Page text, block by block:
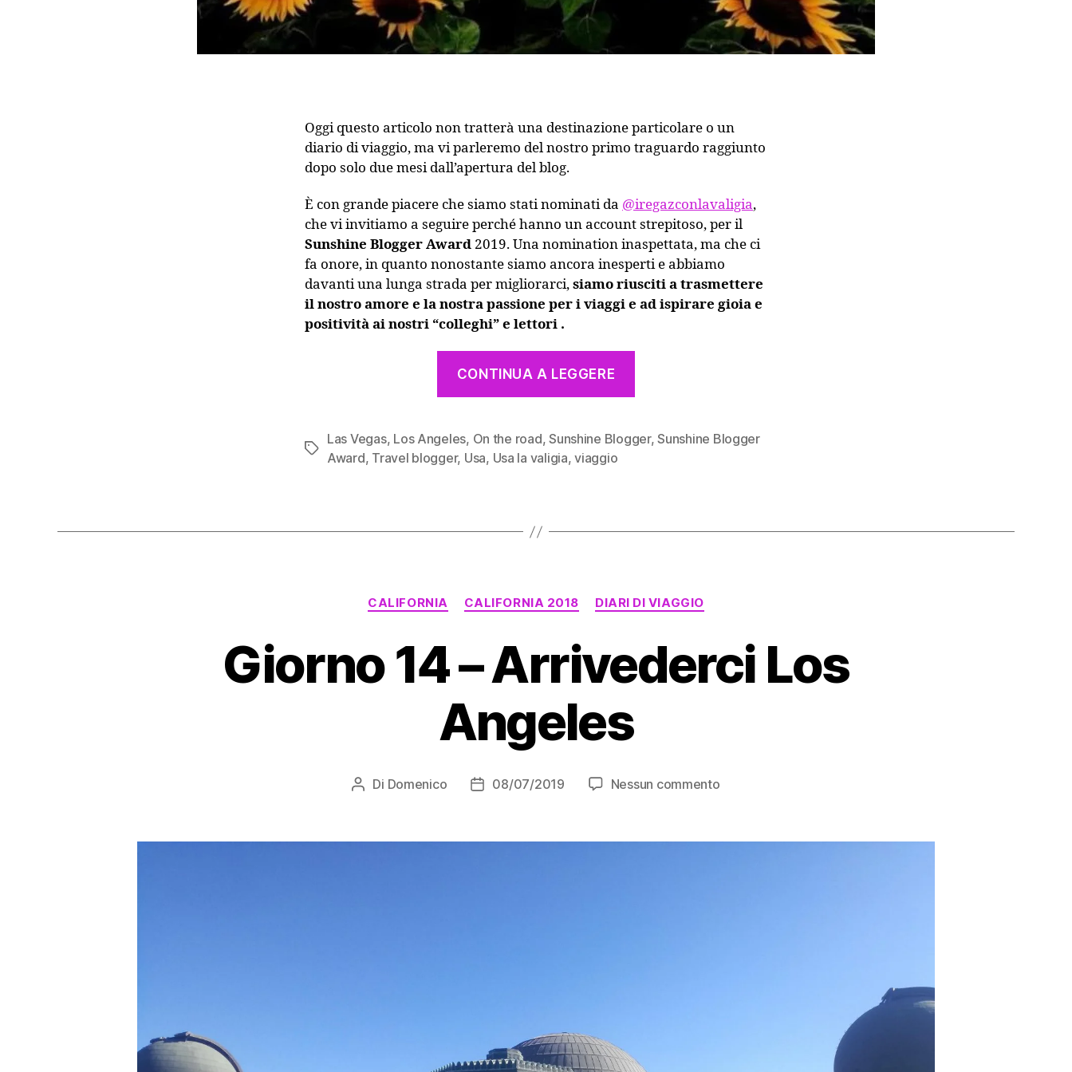
Oggi questo articolo non tratterà una destinazione particolare o un
diario di viaggio, ma vi parleremo del nostro primo traguardo raggiunto
dopo solo due mesi dall’apertura del blog.
È con grande piacere che siamo stati nominati da @iregazconlavaligia,
che vi invitiamo a seguire perché hanno un account strepitoso, per il
Sunshine Blogger Award 2019. Una nomination inaspettata, ma che ci
fa onore, in quanto nonostante siamo ancora inesperti e abbiamo
davanti una lunga strada per migliorarci,siamo riusciti a trasmettere
il nostro amore e la nostra passione per i viaggi e ad ispirare gioia e
positività ai nostri “colleghi” e lettori .
CONTINUA A LEGGERE
2019,
noi!”
Tag
Las Vegas, Los Angeles, On the road,Sunshine Blogger,Sunshine Blogger
Award, Travel blogger, Usa, Usa la valigia,viaggio
Categorie
CALIFORNIA CALIFORNIA 2018 DIARI DI VIAGGIO
Giorno 14 – Arrivederci Los
Angeles
Autore
Di Domenico
Data08/07/2019 Nessun commentosu
–